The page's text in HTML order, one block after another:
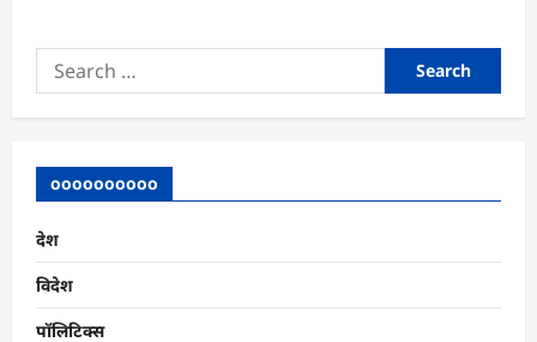
Search
for:
oooooooooo
देश
विदेश
पॉलिटिक्स